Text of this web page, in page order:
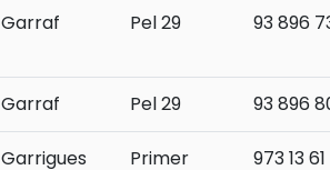
Garraf Pel 29 93 896
Garraf Pel 29 93 896
Garrigues
Primer
973 13